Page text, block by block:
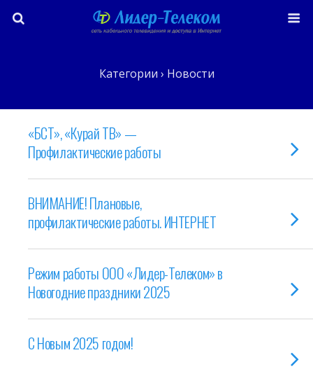
Категории › Новости
«БСТ», «Курай ТВ» —
Профилактические работы
ВНИМАНИЕ! Плановые,
профилактические работы. ИНТЕРНЕТ
Режим работы ООО «Лидер-Телеком» в
Новогодние праздники 2025
С Новым 2025 годом!